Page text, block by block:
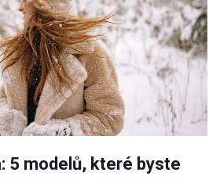
5 modelů, které byste